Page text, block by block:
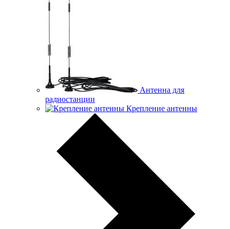
Антенна для
радиостанции
Крепление антенны